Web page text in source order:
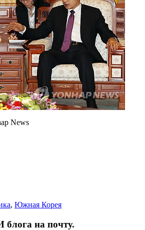
News
, Южная Корея
на почту.